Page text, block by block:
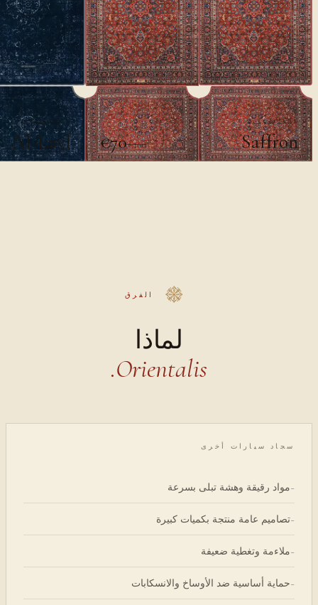
الكلاسيكية
Saffron
€100
€70
الكلاسيكية
Al-Layl
الفرق
لماذا
Orientalis.
سجاد سيارات أخرى
-مواد رقيقة وهشة تبلى بسرعة
-تصاميم عامة منتجة بكميات كبيرة
-ملاءمة وتغطية ضعيفة
-حماية أساسية ضد الأوساخ والانسكابات